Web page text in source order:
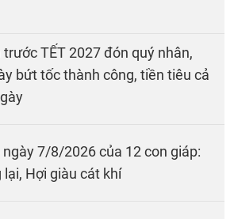
TẾT 2027 đón quý nhân,
bứt tốc thành công, tiền tiêu cả
7/8/2026 của 12 con giáp:
Hợi giàu cát khí